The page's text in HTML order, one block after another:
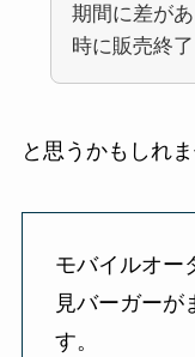
期間に差が
時に販売終
と思うかもしれま
モバイルオー
見バーガーが
す。